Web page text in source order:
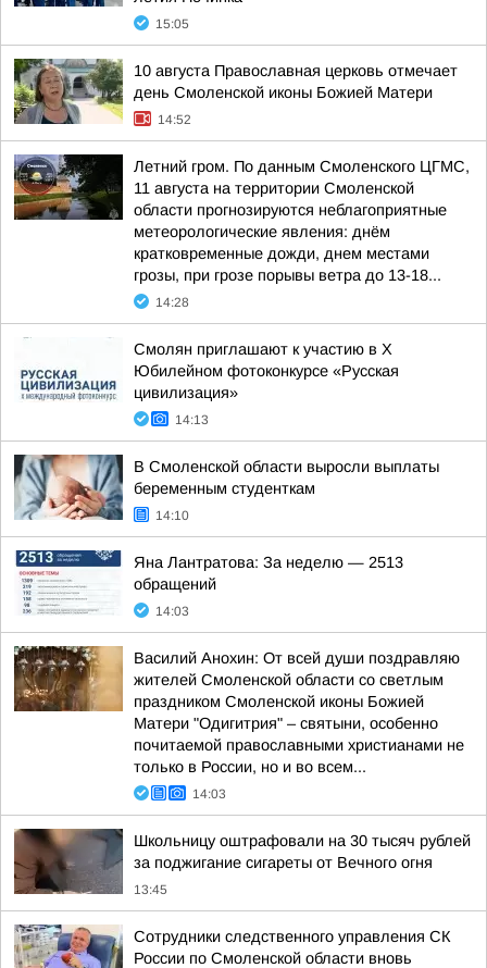
15:05
10 августа Православная церковь отмечает
день Смоленской иконы Божией Матери
14:52
Летний гром. По данным Смоленского ЦГМС,
11 августа на территории Смоленской
области прогнозируются неблагоприятные
метеорологические явления: днём
кратковременные дожди, днем местами
грозы, при грозе порывы ветра до 13-18...
14:28
Смолян приглашают к участию в X
Юбилейном фотоконкурсе «Русская
цивилизация»
14:13
В Смоленской области выросли выплаты
беременным студенткам
14:10
Яна Лантратова: За неделю — 2513
обращений
14:03
Василий Анохин: От всей души поздравляю
жителей Смоленской области со светлым
праздником Смоленской иконы Божией
Матери "Одигитрия" – святыни, особенно
почитаемой православными христианами не
только в России, но и во всем...
14:03
Школьницу оштрафовали на 30 тысяч рублей
за поджигание сигареты от Вечного огня
13:45
Сотрудники следственного управления СК
России по Смоленской области вновь